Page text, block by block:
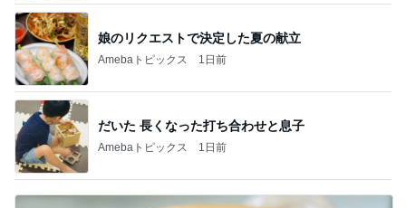
娘のリクエストで決定した夏の献立
Amebaトピックス 1日前
だいた 長くなった打ち合わせと息子
Amebaトピックス 1日前